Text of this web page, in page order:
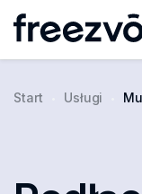
Start Usługi